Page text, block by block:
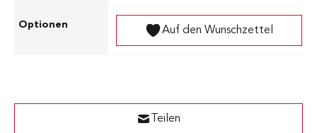
Auf den Wunschzettel
Teilen